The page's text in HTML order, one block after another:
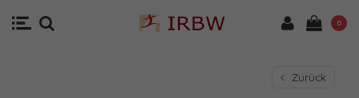
0
Zurück